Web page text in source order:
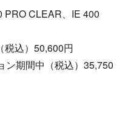
PRO CLEAR、IE 400
税込）50,600円
ン期間中（税込）35,750